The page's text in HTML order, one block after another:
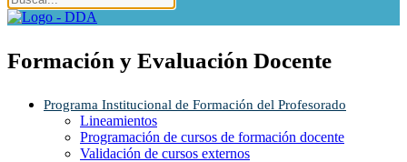
Formación y Evaluación Docente
Programa Institucional de Formación del Profesorado
Lineamientos
Programación de cursos de formación docente
Validación de cursos externos